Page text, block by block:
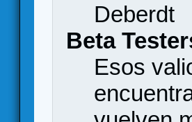
Deberdt
Beta
Esos